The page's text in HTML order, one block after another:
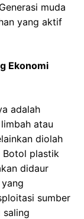
muda
yang aktif
Ekonomi
adalah
atau
diolah
Botol plastik
didaur
sumber
saling